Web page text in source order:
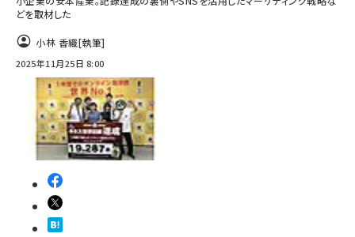
アスクル (1126)
base (1085)
ビィ・フォアード (786)
revico (746)
どを取材した
小林 香織[執筆]
2025年11月25日 8:00